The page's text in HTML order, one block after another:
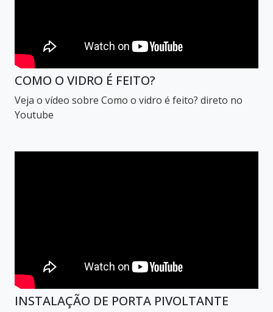
COMO O VIDRO É FEITO?
Veja o vídeo sobre Como o vidro é feito? direto no
Youtube
INSTALAÇÃO DE PORTA PIVOLTANTE